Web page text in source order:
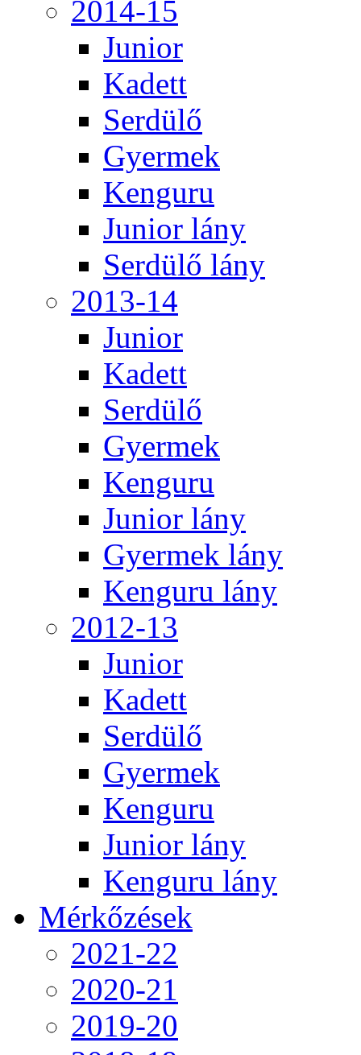
2014-15
Junior
Kadett
Serdülő
Gyermek
Kenguru
Junior lány
Serdülő lány
2013-14
Junior
Kadett
Serdülő
Gyermek
Kenguru
Junior lány
Gyermek lány
Kenguru lány
2012-13
Junior
Kadett
Serdülő
Gyermek
Kenguru
Junior lány
Kenguru lány
Mérkőzések
2021-22
2020-21
2019-20